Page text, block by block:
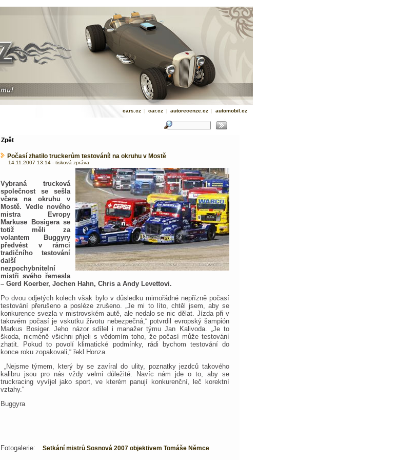
cars.cz | car.cz | autorecenze.cz | automobil.cz
Zpět
Počasí zhatilo truckerům testování! na okruhu v Mostě
14.11.2007 13:14 - tisková zpráva
Vybraná trucková
společnost se sešla
včera na okruhu v
Mostě. Vedle nového
mistra Evropy
Markuse Bosigera se
totiž měli za
volantem Buggyry
předvést v rámci
tradičního testování
další
nezpochybnitelní
mistři svého řemesla
– Gerd Koerber, Jochen Hahn, Chris a Andy Levettovi.
Po dvou odjetých kolech však bylo v důsledku mimořádné nepřízně počasí
testování přerušeno a posléze zrušeno. „Je mi to líto, chtěl jsem, aby se
konkurence svezla v mistrovském autě, ale nedalo se nic dělat. Jízda při v
takovém počasí je vskutku životu nebezpečná,“ potvrdil evropský šampión
Markus Bosiger. Jeho názor sdílel i manažer týmu Jan Kalivoda. „Je to
škoda, nicméně všichni přijeli s vědomím toho, že počasí může testování
zhatit. Pokud to povolí klimatické podmínky, rádi bychom testování do
konce roku zopakovali,“ řekl Honza.
„Nejsme týmem, který by se zavíral do ulity, poznatky jezdců takového
kalibru jsou pro nás vždy velmi důležité. Navíc nám jde o to, aby se
truckracing vyvíjel jako sport, ve kterém panují konkurenční, leč korektní
vztahy.“
Buggyra
Fotogalerie: Setkání mistrů Sosnová 2007 objektivem Tomáše Němce